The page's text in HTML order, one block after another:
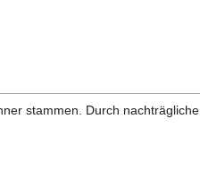
stammen. Durch nachträgliche